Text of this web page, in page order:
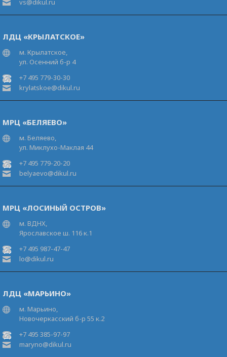
vs@dikul.ru
ЛДЦ «КРЫЛАТСКОЕ»
м. Крылатское,
ул. Осенний б-р 4
+7 495 779-30-30
krylatskoe@dikul.ru
МРЦ «БЕЛЯЕВО»
м. Беляево,
ул. Миклухо-Маклая 44
+7 495 779-20-20
belyaevo@dikul.ru
МРЦ «ЛОСИНЫЙ ОСТРОВ»
м. ВДНХ,
Ярославское ш. 116 к.1
+7 495 987-47-47
lo@dikul.ru
ЛДЦ «МАРЬИНО»
м. Марьино,
Новочеркасский б-р 55 к.2
+7 495 385-97-97
maryno@dikul.ru